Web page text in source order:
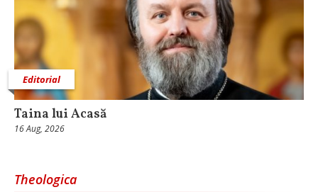
Editorial
Taina lui Acasă
16 Aug, 2026
Theologica